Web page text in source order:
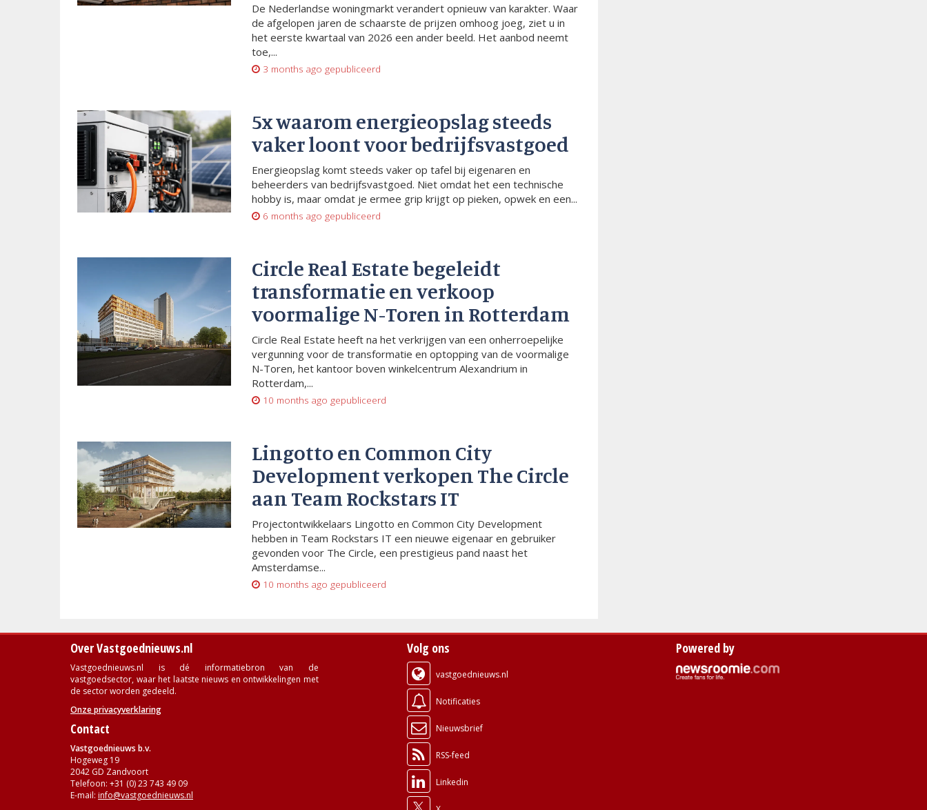
De Nederlandse woningmarkt verandert opnieuw van karakter. Waar
de afgelopen jaren de schaarste de prijzen omhoog joeg, ziet u in
het eerste kwartaal van 2026 een ander beeld. Het aanbod neemt
toe,...
3 months ago gepubliceerd
5x waarom energieopslag steeds
vaker loont voor bedrijfsvastgoed
Energieopslag komt steeds vaker op tafel bij eigenaren en
beheerders van bedrijfsvastgoed. Niet omdat het een technische
hobby is, maar omdat je ermee grip krijgt op pieken, opwek en een...
6 months ago gepubliceerd
Circle Real Estate begeleidt
transformatie en verkoop
voormalige N-Toren in Rotterdam
Circle Real Estate heeft na het verkrijgen van een onherroepelijke
vergunning voor de transformatie en optopping van de voormalige
N-Toren, het kantoor boven winkelcentrum Alexandrium in
Rotterdam,...
10 months ago gepubliceerd
Lingotto en Common City
Development verkopen The Circle
aan Team Rockstars IT
Projectontwikkelaars Lingotto en Common City Development
hebben in Team Rockstars IT een nieuwe eigenaar en gebruiker
gevonden voor The Circle, een prestigieus pand naast het
Amsterdamse...
10 months ago gepubliceerd
Over Vastgoednieuws.nl
Vastgoednieuws.nl is dé informatiebron van de
vastgoedsector, waar het laatste nieuws en ontwikkelingen met
de sector worden gedeeld.
Onze privacyverklaring
Contact
Vastgoednieuws b.v.
Hogeweg 19
2042 GD Zandvoort
Telefoon: +31 (0) 23 743 49 09
E-mail: info@vastgoednieuws.nl
Volg ons
vastgoednieuws.nl
Notificaties
Nieuwsbrief
RSS-feed
Linkedin
Powered by